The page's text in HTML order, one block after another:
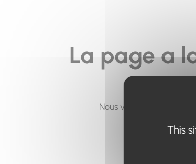
La page a
Nous vous invitons à
This